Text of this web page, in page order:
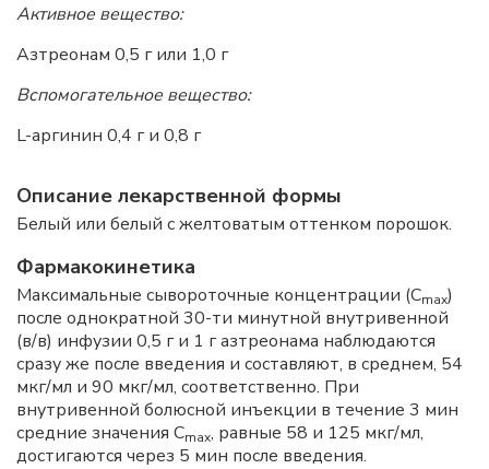
Активное вещество:
Азтреонам 0,5 г или 1,0 г
Вспомогательное вещество:
L-аргинин 0,4 г и 0,8 г
Описание лекарственной формы
Белый или белый с желтоватым оттенком порошок.
Фармакокинетика
Максимальные сывороточные концентрации (Сmax)
после однократной 30-ти минутной внутривенной
(в/в) инфузии 0,5 г и 1 г азтреонама наблюдаются
сразу же после введения и составляют, в среднем, 54
мкг/мл и 90 мкг/мл, соответственно. При
внутривенной болюсной инъекции в течение 3 мин
средние значения Сmax, равные 58 и 125 мкг/мл,
достигаются через 5 мин после введения.